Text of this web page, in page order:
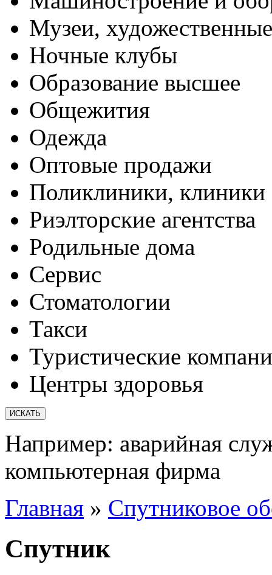
Музеи,
Ночные клубы
Образование высшее
Общежития
Одежда
Оптовые продажи
Поликлиники, клиники
Риэлторские агентства
Родильные дома
Сервис
Стоматологии
Такси
Туристические
Центры здоровья
Например: аварийная
компьютерная фирма
Главная » Спутниковое
Спутник